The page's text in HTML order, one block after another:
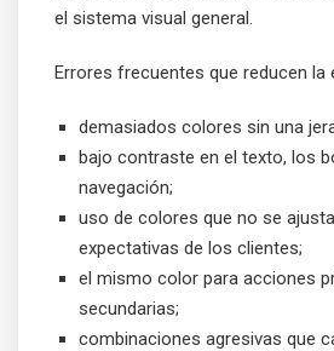
el sistema visual general.
Errores frecuentes que reducen la
demasiados colores sin una
bajo contraste en el texto, los
navegación;
uso de colores que no se
expectativas de los clientes;
el mismo color para acciones
secundarias;
combinaciones agresivas que